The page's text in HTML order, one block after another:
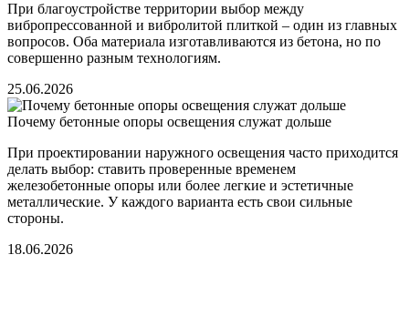
При благоустройстве территории выбор между
вибропрессованной и вибролитой плиткой – один из главных
вопросов. Оба материала изготавливаются из бетона, но по
совершенно разным технологиям.
25.06.2026
Почему бетонные опоры освещения служат дольше
При проектировании наружного освещения часто приходится
делать выбор: ставить проверенные временем
железобетонные опоры или более легкие и эстетичные
металлические. У каждого варианта есть свои сильные
стороны.
18.06.2026